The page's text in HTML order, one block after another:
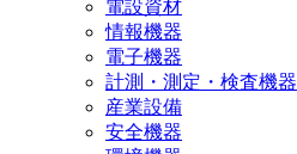
電設資材
情報機器
電子機器
計測・測定・検査機器
産業設備
安全機器